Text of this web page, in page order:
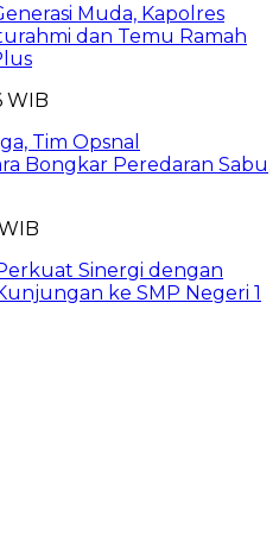
Muda, Kapolres
dan Temu Ramah
WIB
Tim Opsnal
Bongkar Peredaran Sabu
Sinergi dengan
ke SMP Negeri 1